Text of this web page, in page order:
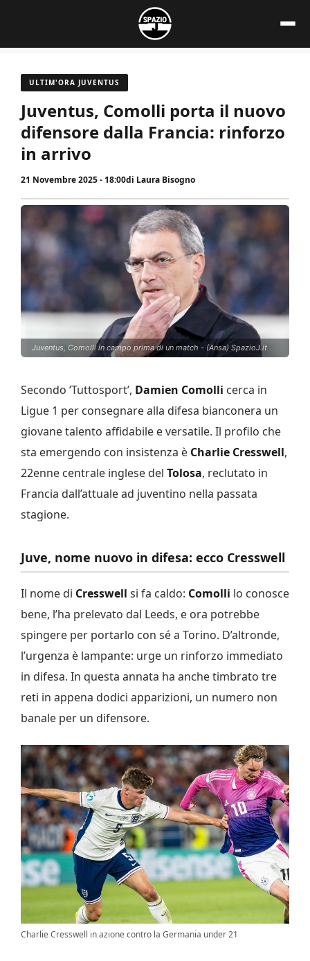
contenuto
ULTIM'ORA JUVENTUS
Juventus, Comolli porta il nuovo
difensore dalla Francia: rinforzo
in arrivo
21 Novembre 2025 - 18:00di Laura Bisogno
Juventus, Comolli in campo prima di un match - (Ansa) SpazioJ.it
Secondo ‘Tuttosport’, Damien Comolli cerca in
Ligue 1 per consegnare alla difesa bianconera un
giovane talento affidabile e versatile. Il profilo che
sta emergendo con insistenza è Charlie Cresswell,
22enne centrale inglese del Tolosa, reclutato in
Francia dall’attuale ad juventino nella passata
stagione.
Juve, nome nuovo in difesa: ecco Cresswell
Il nome di Cresswell si fa caldo: Comolli lo conosce
bene, l’ha prelevato dal Leeds, e ora potrebbe
spingere per portarlo con sé a Torino. D’altronde,
l’urgenza è lampante: urge un rinforzo immediato
in difesa. In questa annata ha anche timbrato tre
reti in appena dodici apparizioni, un numero non
banale per un difensore.
Charlie Cresswell in azione contro la Germania under 21